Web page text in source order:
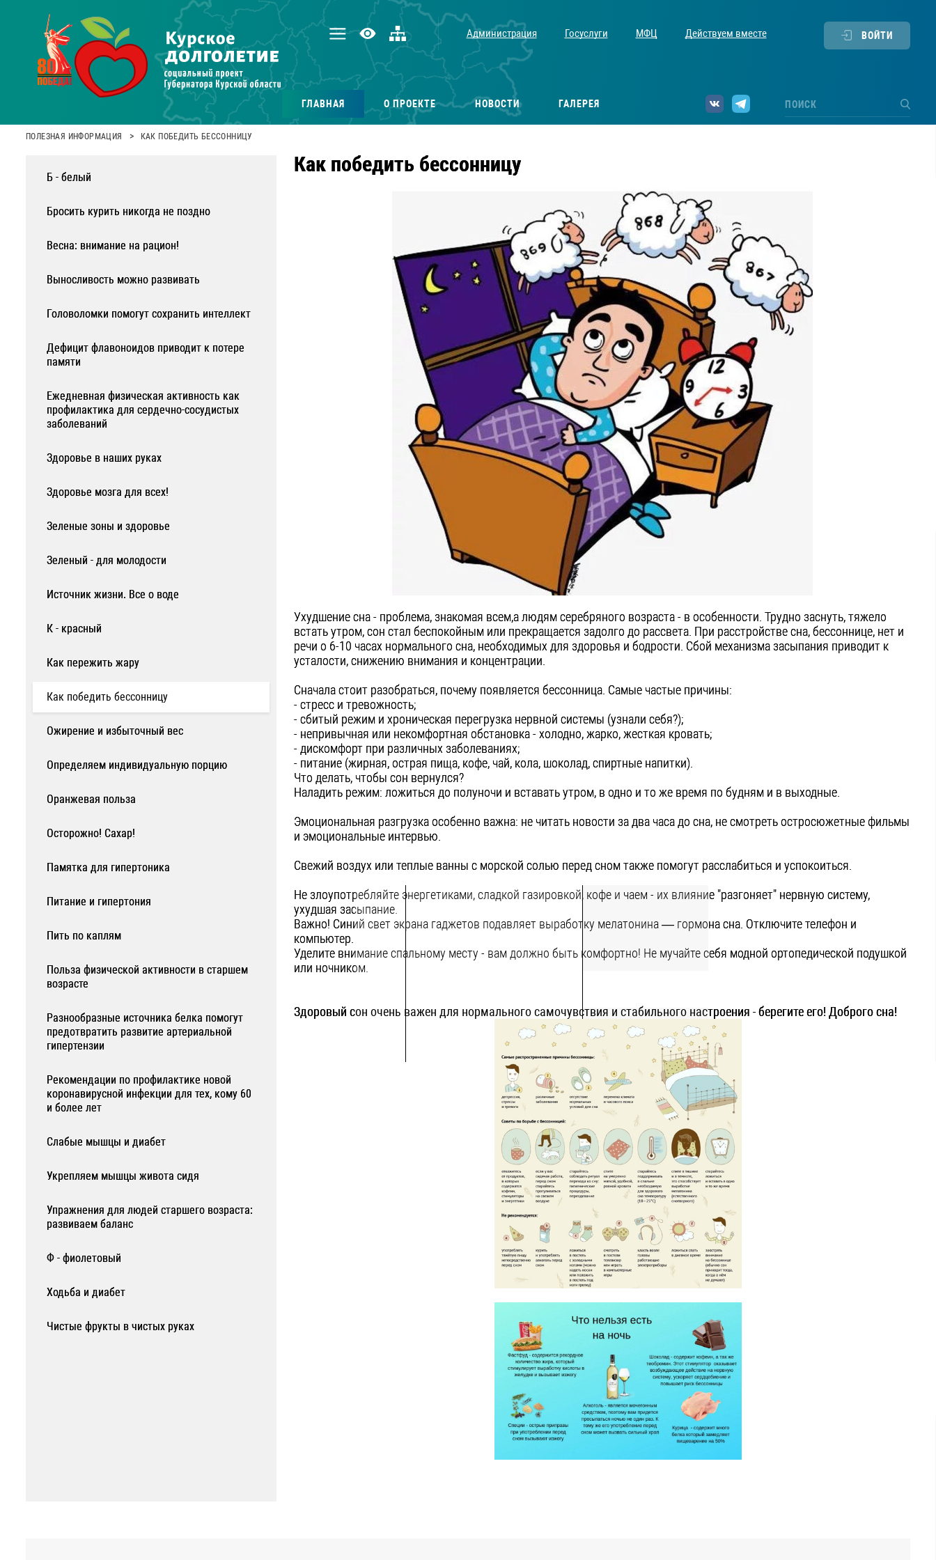
Администрация Госуслуги МФЦ Действуем вместе ВОЙТИ
ГЛАВНАЯ О ПРОЕКТЕ НОВОСТИ ГАЛЕРЕЯ
ПОЛЕЗНАЯ ИНФОРМАЦИЯ > КАК ПОБЕДИТЬ БЕССОННИЦУ
Б - белый
Бросить курить никогда не поздно
Весна: внимание на рацион!
Выносливость можно развивать
Головоломки помогут сохранить интеллект
Дефицит флавоноидов приводит к потере
памяти
Ежедневная физическая активность как
профилактика для сердечно-сосудистых
заболеваний
Здоровье в наших руках
Здоровье мозга для всех!
Зеленые зоны и здоровье
Зеленый - для молодости
Источник жизни. Все о воде
К - красный
Как пережить жару
Как победить бессонницу
Ожирение и избыточный вес
Определяем индивидуальную порцию
Оранжевая польза
Осторожно! Сахар!
Памятка для гипертоника
Питание и гипертония
Пить по каплям
Польза физической активности в старшем
возрасте
Разнообразные источника белка помогут
предотвратить развитие артериальной
гипертензии
Рекомендации по профилактике новой
коронавирусной инфекции для тех, кому 60
и более лет
Слабые мышцы и диабет
Укрепляем мышцы живота сидя
Упражнения для людей старшего возраста:
развиваем баланс
Ф - фиолетовый
Ходьба и диабет
Чистые фрукты в чистых руках
Как победить бессонницу
Ухудшение сна - проблема, знакомая всем,а людям серебряного возраста - в особенности. Трудно заснуть, тяжело
встать утром, сон стал беспокойным или прекращается задолго до рассвета. При расстройстве сна, бессоннице, нет и
речи о 6-10 часах нормального сна, необходимых для здоровья и бодрости. Сбой механизма засыпания приводит к
усталости, снижению внимания и концентрации.
Сначала стоит разобраться, почему появляется бессонница. Самые частые причины:
- стресс и тревожность;
- сбитый режим и хроническая перегрузка нервной системы (узнали себя?);
- непривычная или некомфортная обстановка - холодно, жарко, жесткая кровать;
- дискомфорт при различных заболеваниях;
- питание (жирная, острая пища, кофе, чай, кола, шоколад, спиртные напитки).
Что делать, чтобы сон вернулся?
Наладить режим: ложиться до полуночи и вставать утром, в одно и то же время по будням и в выходные.
Эмоциональная разгрузка особенно важна: не читать новости за два часа до сна, не смотреть остросюжетные фильмы
и эмоциональные интервью.
Свежий воздух или теплые ванны с морской солью перед сном также помогут расслабиться и успокоиться.
Не злоупотребляйте энергетиками, сладкой газировкой, кофе и чаем - их влияние "разгоняет" нервную систему,
ухудшая засыпание.
Важно! Синий свет экрана гаджетов подавляет выработку мелатонина — гормона сна. Отключите телефон и
компьютер.
Уделите внимание спальному месту - вам должно быть комфортно! Не мучайте себя модной ортопедической подушкой
или ночником.
Здоровый сон очень важен для нормального самочувствия и стабильного настроения - берегите его! Доброго сна!